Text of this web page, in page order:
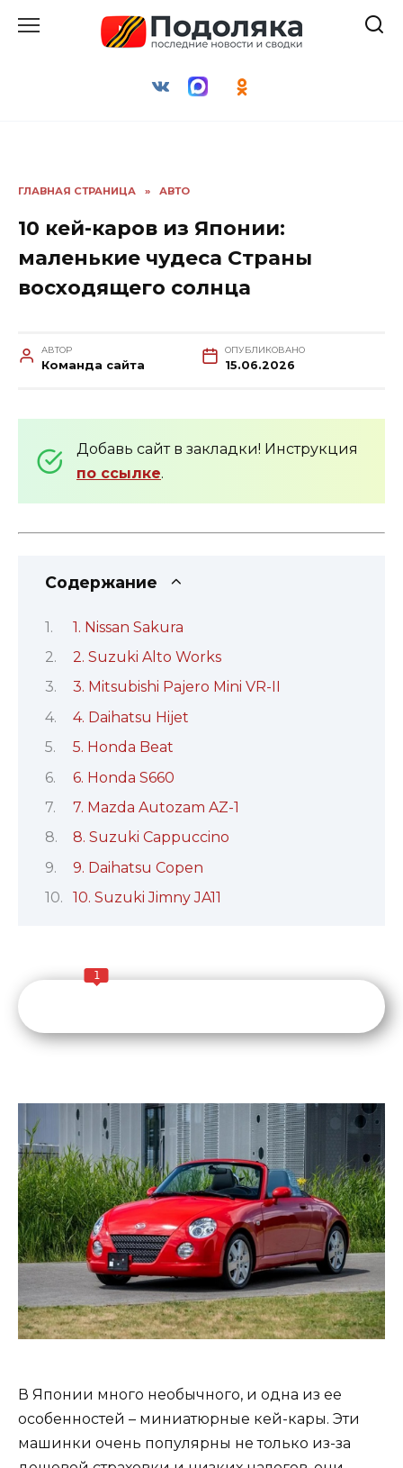
ГЛАВНАЯ СТРАНИЦА » АВТО
10 кей-каров из Японии:
маленькие чудеса Страны
восходящего солнца
АВТОР
Команда сайта
ОПУБЛИКОВАНО
15.06.2026
Добавь сайт в закладки! Инструкция
по ссылке.
Содержание
1. Nissan Sakura
2. Suzuki Alto Works
3. Mitsubishi Pajero Mini VR-II
4. Daihatsu Hijet
5. Honda Beat
6. Honda S660
7. Mazda Autozam AZ-1
8. Suzuki Cappuccino
9. Daihatsu Copen
10. Suzuki Jimny JA11
1
В Японии много необычного, и одна из ее
особенностей – миниатюрные кей-кары. Эти
машинки очень популярны не только из-за